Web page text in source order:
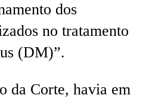
dos
no tratamento
(DM)”.
da Corte, havia em